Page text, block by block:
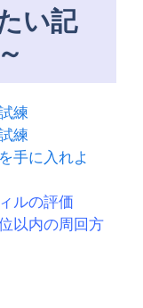
い記
練
練
手に入れよ
ルの評価
以内の周回方